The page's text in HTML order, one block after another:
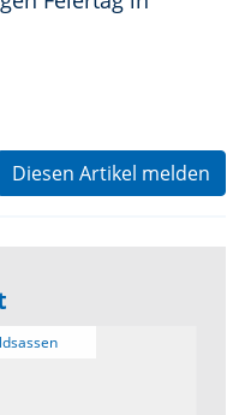
Diesen Artikel melden